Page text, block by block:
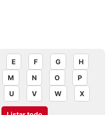
E F G
H
M N O
P
U V W X